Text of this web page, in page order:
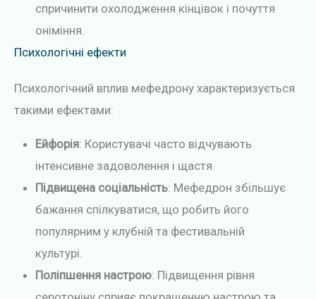
спричинити охолодження кінцівок і почуття
оніміння.
Психологічні ефекти
Психологічний вплив мефедрону характеризується
такими ефектами:
Ейфорія: Користувачі часто відчувають
інтенсивне задоволення і щастя.
Підвищена соціальність: Мефедрон збільшує
бажання спілкуватися, що робить його
популярним у клубній та фестивальній
культурі.
Поліпшення настрою: Підвищення рівня